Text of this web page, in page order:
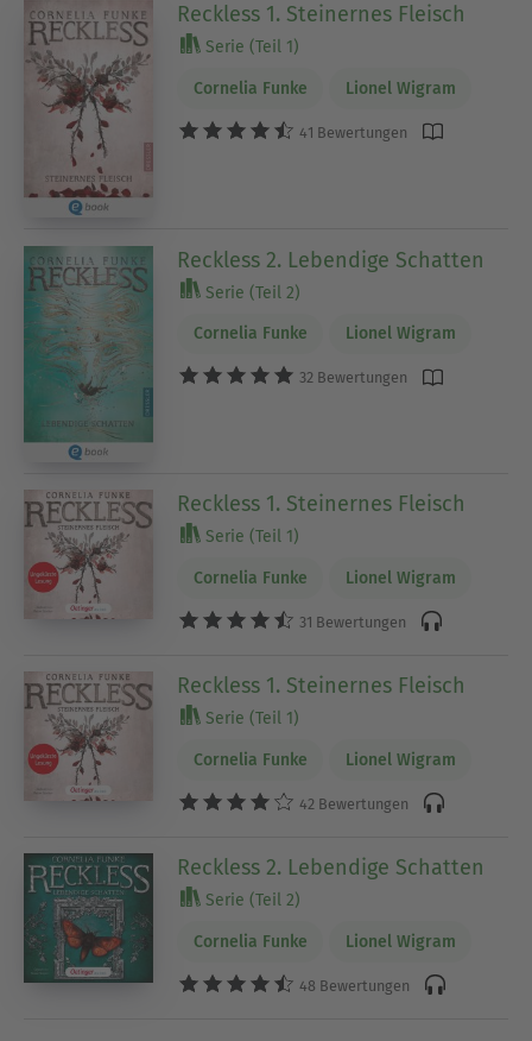
Reckless 1. Steinernes Fleisch
Serie (Teil 1)
Cornelia Funke Lionel Wigram
41 Bewertungen
Reckless 2. Lebendige Schatten
Serie (Teil 2)
Cornelia Funke Lionel Wigram
32 Bewertungen
Reckless 1. Steinernes Fleisch
Serie (Teil 1)
Cornelia Funke Lionel Wigram
31 Bewertungen
Reckless 1. Steinernes Fleisch
Serie (Teil 1)
Cornelia Funke Lionel Wigram
42 Bewertungen
Reckless 2. Lebendige Schatten
Serie (Teil 2)
Cornelia Funke Lionel Wigram
48 Bewertungen